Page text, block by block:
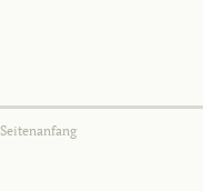
Seitenanfang